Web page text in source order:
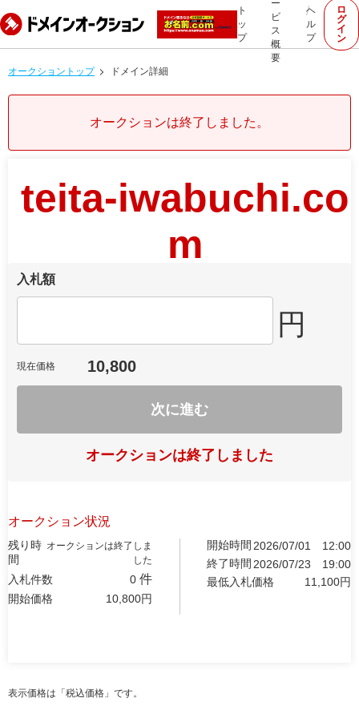
ト
ッ
プ
ー
ビ
ス
概
要
ヘ
ル
プ
ロ
グ
イ
ン
オークショントップ ドメイン詳細
オークションは終了しました。
teita-iwabuchi.co
m
入札額
円
現在価格 10,800
次に進む
オークションは終了しました
オークション状況
残り時
間
オークションは終了しま
した
入札件数 0 件
開始価格 10,800円
開始時間 2026/07/01
12:00
終了時間 2026/07/23
19:00
最低入札価格
11,100円
表示価格は「税込価格」です。